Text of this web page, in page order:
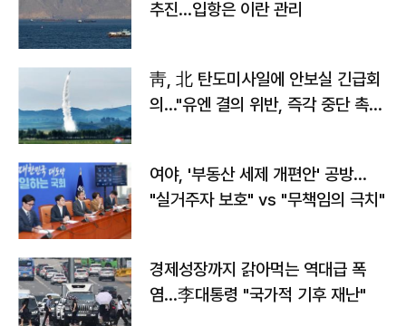
추진…입항은 이란 관리
靑, 北 탄도미사일에 안보실 긴급회
의…"유엔 결의 위반, 즉각 중단 촉
여야, '부동산 세제 개편안' 공방…
"실거주자 보호" vs "무책임의 극치"
경제성장까지 갉아먹는 역대급 폭
염…李대통령 "국가적 기후 재난"